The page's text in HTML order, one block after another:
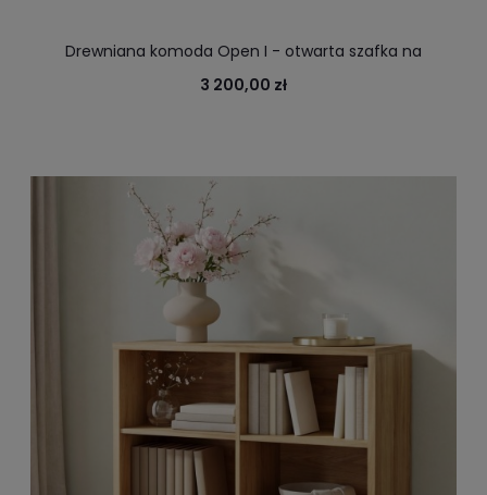
Drewniana komoda Open I - otwarta szafka na
dokumenty, książki do salonu i biura
3 200,00 zł